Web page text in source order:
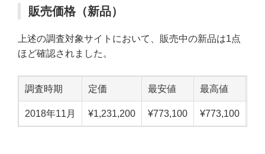
販売価格（新品）
上述の調査対象サイトにおいて、販売中の新品は1点
ほど確認されました。
調査時期 定価 最安値 最高値
2018年11月 ¥1,231,200 ¥773,100 ¥773,100